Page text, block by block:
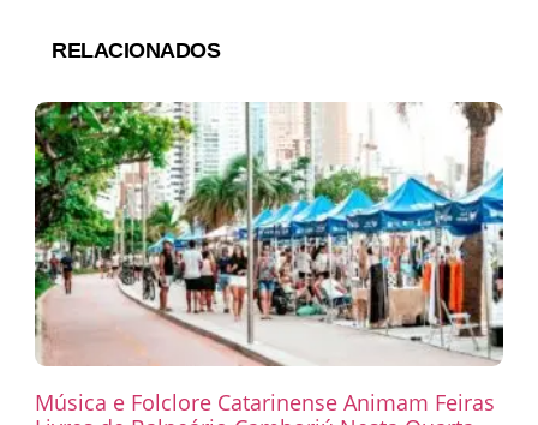
RELACIONADOS
Música e Folclore Catarinense Animam Feiras